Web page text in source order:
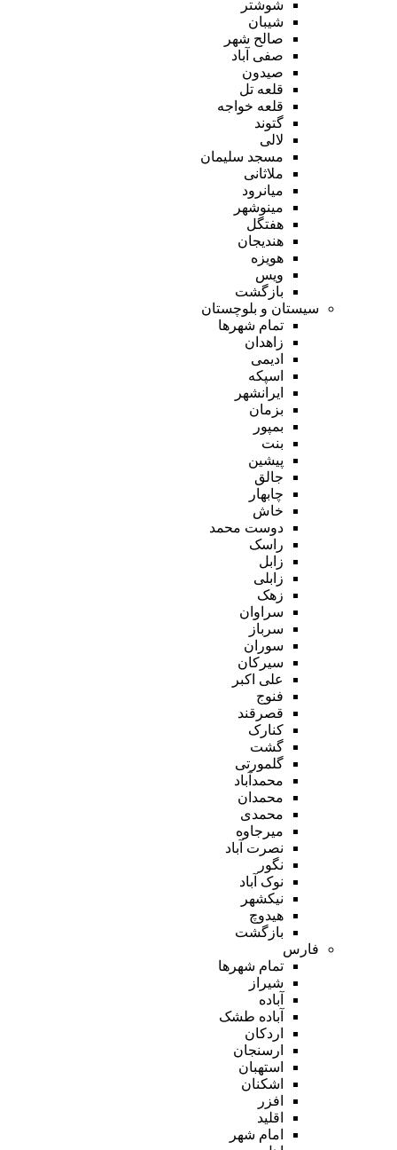
شوشتر
شیبان
صالح شهر
صفی آباد
صیدون
قلعه تل
قلعه خواجه
گتوند
لالی
مسجد سلیمان
ملاثانی
میانرود
مینوشهر
هفتگل
هندیجان
هویزه
ویس
بازگشت
سیستان و بلوچستان
تمام شهر‌ها
زاهدان
ادیمی
اسپکه
ایرانشهر
بزمان
بمپور
بنت
پیشین
جالق
چابهار
خاش
دوست محمد
راسک
زابل
زابلی
زهک
سراوان
سرباز
سوران
سیرکان
علی اکبر
فنوج
قصرقند
کنارک
گشت
گلمورتی
محمدآباد
محمدان
محمدی
میرجاوه
نصرت آباد
نگور
نوک آباد
نیکشهر
هیدوچ
بازگشت
فارس
تمام شهر‌ها
شیراز
آباده
آباده طشک
اردکان
ارسنجان
استهبان
اشکنان
افزر
اقلید
امام شهر